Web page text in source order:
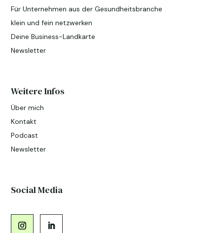
Für Unternehmen aus der Gesundheitsbranche
klein und fein netzwerken
Deine Business-Landkarte
Newsletter
Weitere Infos
Über mich
Kontakt
Podcast
Newsletter
Social Media